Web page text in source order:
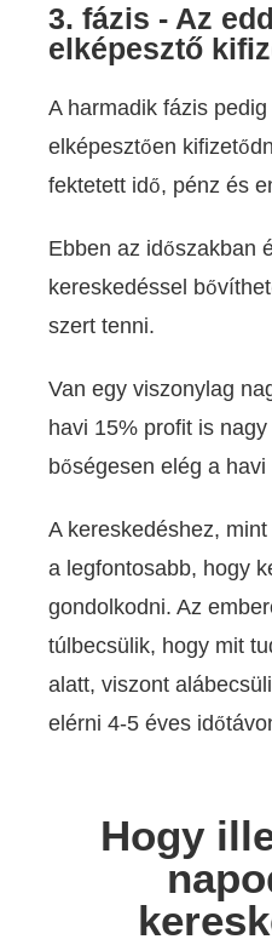
3. fázis - Az
elképesztő
A harmadik fázis
elképesztően
fektetett idő, pénz és
Ebben az időszakban
kereskedéssel
szert tenni.
Van egy viszonylag
havi 15% profit is
bőségesen elég a
A kereskedéshez,
a legfontosabb, hogy
gondolkodni. Az
túlbecsülik, hogy mit
alatt, viszont
elérni 4-5 éves
Hogy